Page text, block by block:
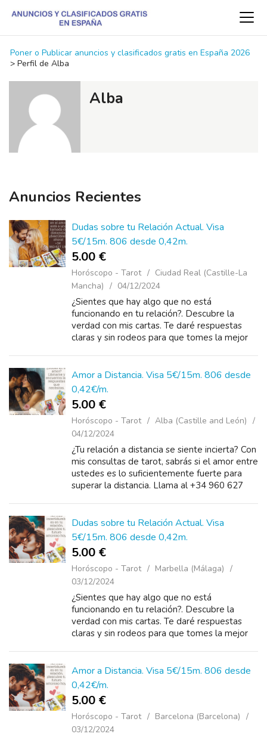
Poner o Publicar anuncios y clasificados gratis en España 2026
> Perfil de Alba
Alba
Anuncios Recientes
Dudas sobre tu Relación Actual. Visa
5€/15m. 806 desde 0,42m.
5.00 €
Horóscopo - Tarot
Ciudad Real (Castille-La
Mancha)
04/12/2024
¿Sientes que hay algo que no está
funcionando en tu relación?. Descubre la
verdad con mis cartas. Te daré respuestas
claras y sin rodeos para que tomes la mejor
Amor a Distancia. Visa 5€/15m. 806 desde
0,42€/m.
5.00 €
Horóscopo - Tarot
Alba (Castille and León)
04/12/2024
¿Tu relación a distancia se siente incierta? Con
mis consultas de tarot, sabrás si el amor entre
ustedes es lo suficientemente fuerte para
superar la distancia. Llama al +34 960 627
Dudas sobre tu Relación Actual. Visa
5€/15m. 806 desde 0,42m.
5.00 €
Horóscopo - Tarot
Marbella (Málaga)
03/12/2024
¿Sientes que hay algo que no está
funcionando en tu relación?. Descubre la
verdad con mis cartas. Te daré respuestas
claras y sin rodeos para que tomes la mejor
Amor a Distancia. Visa 5€/15m. 806 desde
0,42€/m.
5.00 €
Horóscopo - Tarot
Barcelona (Barcelona)
03/12/2024